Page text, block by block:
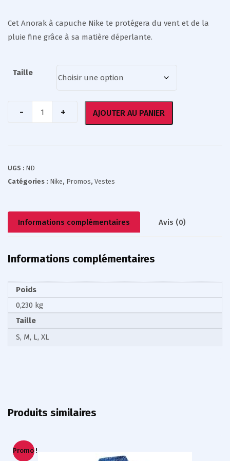
Cet Anorak à capuche Nike te protégera du vent et de la
pluie fine grâce à sa matière déperlante.
Taille
AJOUTER AU PANIER
UGS : ND
Catégories : Nike, Promos, Vestes
Informations complémentaires Avis (0)
Informations complémentaires
Poids
0,230 kg
Taille
S, M, L, XL
Produits similaires
Promo !